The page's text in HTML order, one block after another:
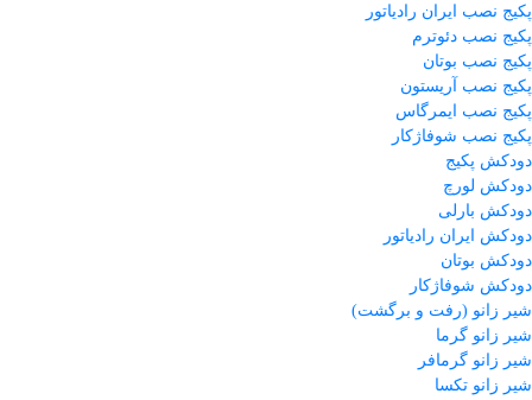
پکیج نصب ایران رادیاتور
پکیج نصب دئوترم
پکیج نصب بوتان
پکیج نصب آریستون
پکیج نصب ایمرگاس
پکیج نصب شوفاژکار
دودکش پکیج
دودکش لورچ
دودکش بارلی
دودکش ایران رادیاتور
دودکش بوتان
دودکش شوفاژکار
شیر زانو (رفت و برگشت)
شیر زانو گرما
شیر زانو گرمافر
شیر زانو تکسا